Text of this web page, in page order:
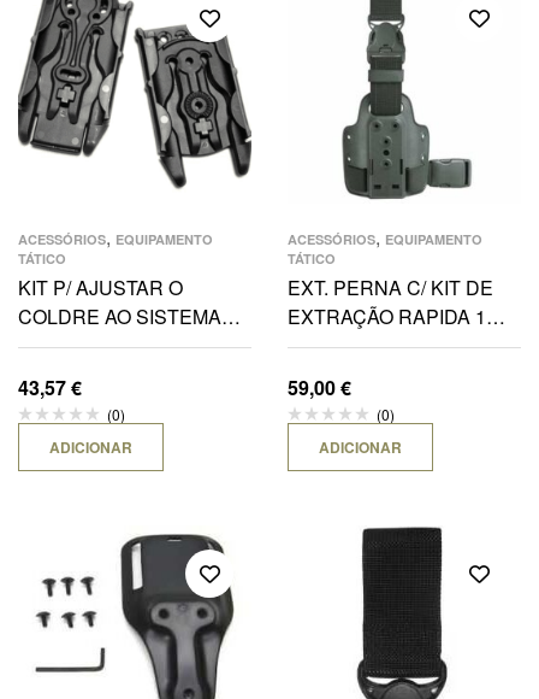
ACESSÓRIOS, EQUIPAMENTO
TÁTICO
KIT P/ AJUSTAR O
COLDRE AO SISTEMA
M.O.L.L.E.
43,57€
(0)
ADICIONAR
ACESSÓRIOS, EQUIPAMENTO
TÁTICO
EXT. PERNA C/ KIT DE
EXTRAÇÃO RAPIDA 1
CINTA PEQUENO
59,00€
(0)
ADICIONAR